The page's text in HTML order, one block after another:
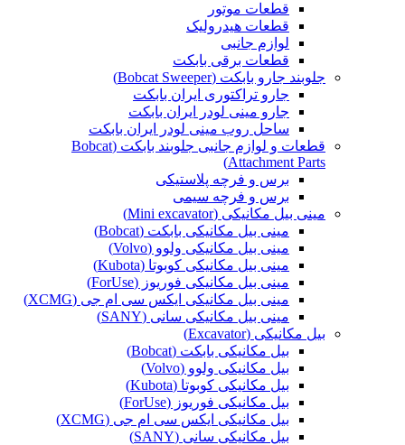
قطعات موتور
قطعات هیدرولیک
لوازم جانبی
قطعات برقی بابکت
جلوبند جارو بابکت (Bobcat Sweeper)
جارو تراکتوری ایران بابکت
جارو مینی لودر ایران بابکت
ساحل روب مینی لودر ایران بابکت
قطعات و لوازم جانبی جلوبند بابکت (Bobcat
Attachment Parts)
برس و فرچه پلاستیکی
برس و فرچه سیمی
مینی بیل مکانیکی (Mini excavator)
مینی بیل مکانیکی بابکت (Bobcat)
مینی بیل مکانیکی ولوو (Volvo)
مینی بیل مکانیکی کوبوتا (Kubota)
مینی بیل مکانیکی فوریوز (ForUse)
مینی بیل مکانیکی ایکس سی ام جی (XCMG)
مینی بیل مکانیکی سانی (SANY)
بیل مکانیکی (Excavator)
بیل مکانیکی بابکت (Bobcat)
بیل مکانیکی ولوو (Volvo)
بیل مکانیکی کوبوتا (Kubota)
بیل مکانیکی فوریوز (ForUse)
بیل مکانیکی ایکس سی ام جی (XCMG)
بیل مکانیکی سانی (SANY)